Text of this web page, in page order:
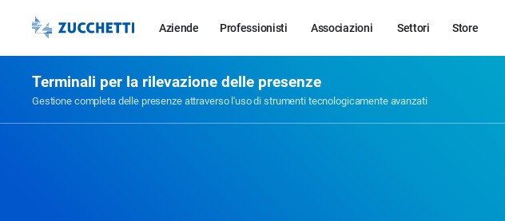
Aziende Professionisti Associazioni Settori Store
Terminali per la rilevazione delle presenze
Gestione completa delle presenze attraverso l'uso di strumenti tecnologicamente avanzati